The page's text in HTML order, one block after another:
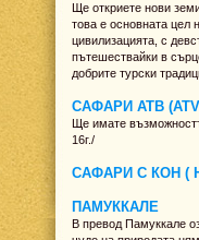
Ще откриете нови
това е основната цел
цивилизацията, с
пътешествайки в
добрите турски
САФАРИ АТВ (ATV
Ще имате
16г./
САФАРИ С КОН (
ПАМУККАЛЕ
В превод Памуккале